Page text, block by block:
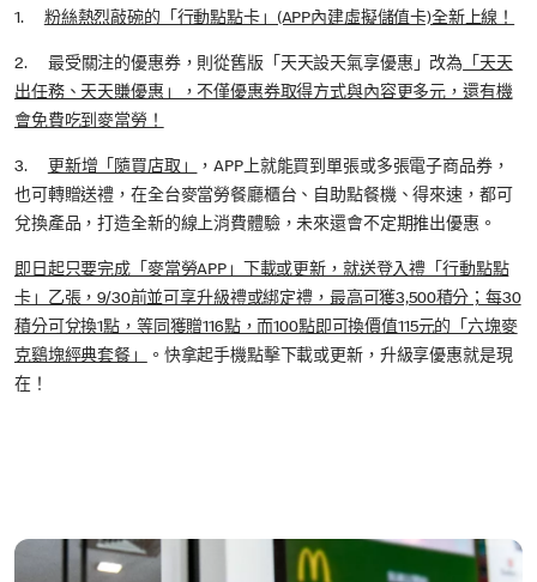
1. 粉絲熱烈敲碗的「行動點點卡」(APP內建虛擬儲值卡)全新上線！
2. 最受關注的優惠券，則從舊版「天天設天氣享優惠」改為 「天天
出任務、天天賺優惠」，不僅優惠券取得方式與內容更多元，還有機
會免費吃到麥當勞！
3. 更新增「隨買店取」
，APP上就能買到單張或多張電子商品券，
也可轉贈送禮，在全台麥當勞餐廳櫃台、自助點餐機、得來速，都可
兌換產品，打造全新的線上消費體驗，未來還會不定期推出優惠。
即日起只要完成「麥當勞APP」下載或更新，就送登入禮「行動點點
卡」乙張，9/30前並可享升級禮或綁定禮，最高可獲3,500積分；每30
積分可兌換1點，等同獲贈116點，而100點即可換價值115元的「六塊麥
克鷄塊經典套餐」
。快拿起手機點擊下載或更新，升級享優惠就是現
在！